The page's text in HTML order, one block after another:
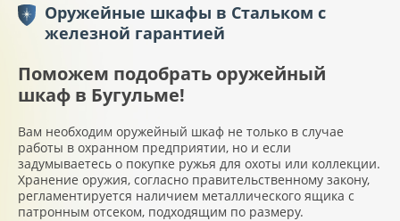
Оружейные шкафы в Стальком с
железной гарантией
Поможем подобрать оружейный
шкаф в Бугульме!
Вам необходим оружейный шкаф не только в случае
работы в охранном предприятии, но и если
задумываетесь о покупке ружья для охоты или коллекции.
Хранение оружия, согласно правительственному закону,
регламентируется наличием металлического ящика с
патронным отсеком, подходящим по размеру.